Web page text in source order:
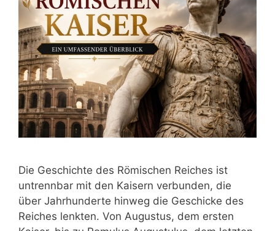
Die Geschichte des Römischen Reiches ist
untrennbar mit den Kaisern verbunden, die
über Jahrhunderte hinweg die Geschicke des
Reiches lenkten. Von Augustus, dem ersten